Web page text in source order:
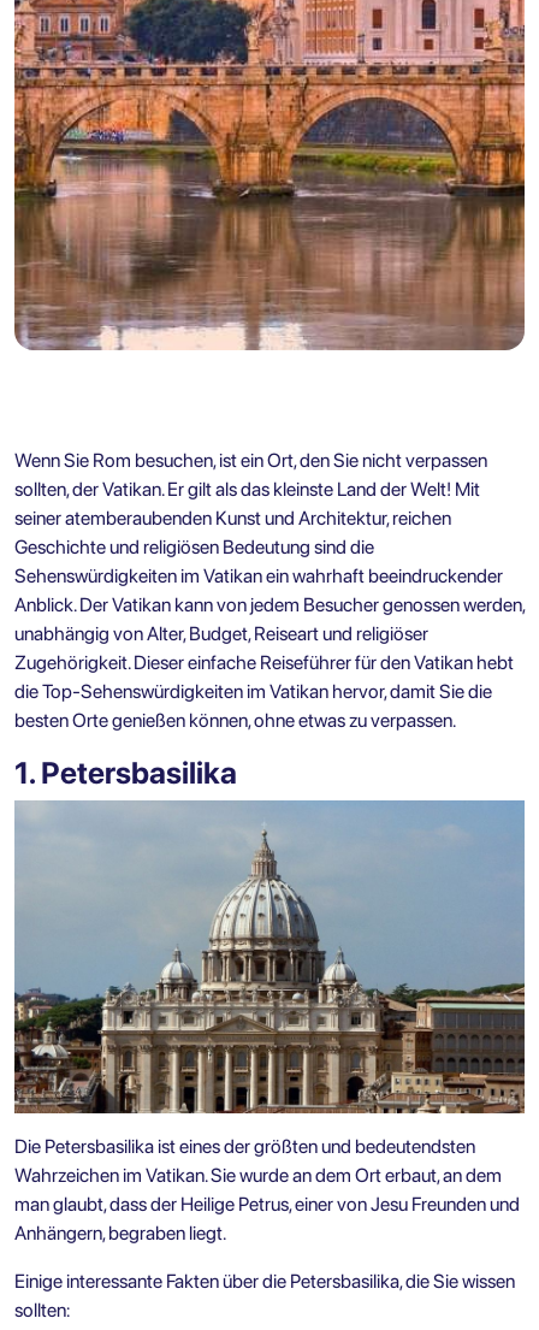
Wenn Sie Rom besuchen, ist ein Ort, den Sie nicht verpassen
sollten, der Vatikan. Er gilt als das kleinste Land der Welt! Mit
seiner atemberaubenden Kunst und Architektur, reichen
Geschichte und religiösen Bedeutung sind die
Sehenswürdigkeiten im Vatikan ein wahrhaft beeindruckender
Anblick. Der Vatikan kann von jedem Besucher genossen werden,
unabhängig von Alter, Budget, Reiseart und religiöser
Zugehörigkeit. Dieser einfache Reiseführer für den Vatikan hebt
die Top-Sehenswürdigkeiten im Vatikan hervor, damit Sie die
besten Orte genießen können, ohne etwas zu verpassen.
1. Petersbasilika
Die Petersbasilika ist eines der größten und bedeutendsten
Wahrzeichen im Vatikan. Sie wurde an dem Ort erbaut, an dem
man glaubt, dass der Heilige Petrus, einer von Jesu Freunden und
Anhängern, begraben liegt.
Einige interessante Fakten über die Petersbasilika, die Sie wissen
sollten: